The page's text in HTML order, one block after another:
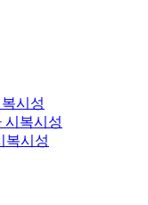
시성
시복시성
복시성